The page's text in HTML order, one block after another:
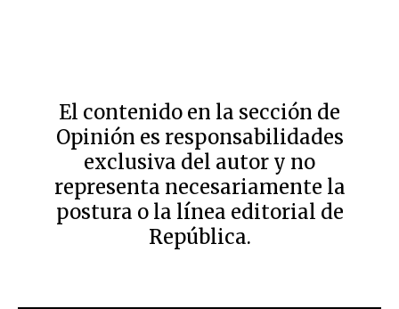
El contenido en la sección de
Opinión es responsabilidades
exclusiva del autor y no
representa necesariamente la
postura o la línea editorial de
República.